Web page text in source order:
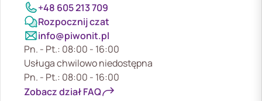
+48 605 213 709
Rozpocznij czat
info@piwonit.pl
Pn. - Pt.: 08:00 - 16:00
Usługa chwilowo niedostępna
Pn. - Pt.: 08:00 - 16:00
Zobacz dział FAQ